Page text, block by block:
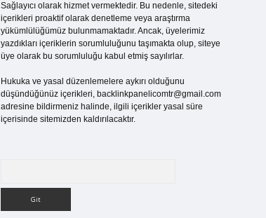
Sağlayıcı olarak hizmet vermektedir. Bu nedenle, sitedeki
içerikleri proaktif olarak denetleme veya araştırma
yükümlülüğümüz bulunmamaktadır. Ancak, üyelerimiz
yazdıkları içeriklerin sorumluluğunu taşımakta olup, siteye
üye olarak bu sorumluluğu kabul etmiş sayılırlar.
Hukuka ve yasal düzenlemelere aykırı olduğunu
düşündüğünüz içerikleri, backlinkpanelicomtr@gmail.com
adresine bildirmeniz halinde, ilgili içerikler yasal süre
içerisinde sitemizden kaldırılacaktır.